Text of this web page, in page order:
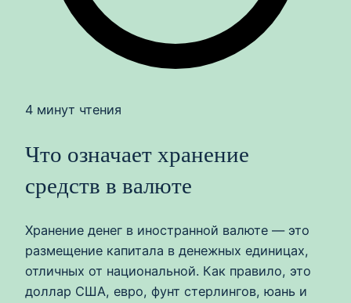
4 минут чтения
Что означает хранение
средств в валюте
Хранение денег в иностранной валюте — это
размещение капитала в денежных единицах,
отличных от национальной. Как правило, это
доллар США, евро, фунт стерлингов, юань и